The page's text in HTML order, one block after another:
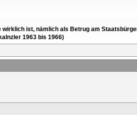
ist, nämlich als Betrug am
1963 bis 1966)